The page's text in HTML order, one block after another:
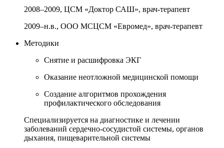
2008–2009, ЦСМ «Доктор САШ», врач-терапевт
2009–н.в., ООО МСЦСМ «Евромед», врач-терапевт
Методики
Снятие и расшифровка ЭКГ
Оказание неотложной медицинской помощи
Создание алгоритмов прохождения
профилактического обследования
Специализируется на диагностике и лечении
заболеваний сердечно-сосудистой системы, органов
дыхания, пищеварительной системы